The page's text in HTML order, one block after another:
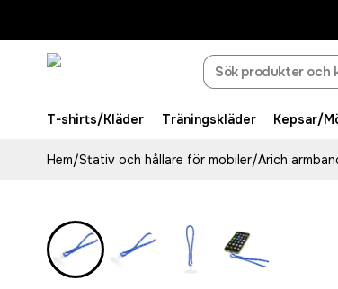
T-shirts/Kläder Träningskläder Kepsar/
Hem/Stativ och hållare för mobiler/Arich